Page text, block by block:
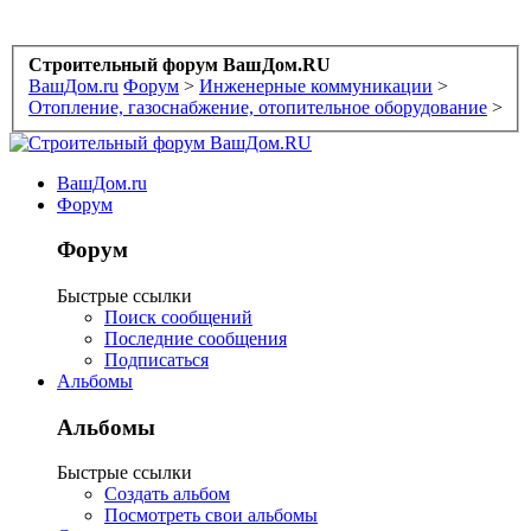
Строительный форум ВашДом.RU
ВашДом.ru Форум > Инженерные коммуникации >
Отопление, газоснабжение, отопительное оборудование >
ВашДом.ru
Форум
Форум
Быстрые ссылки
Поиск сообщений
Последние сообщения
Подписаться
Альбомы
Альбомы
Быстрые ссылки
Создать альбом
Посмотреть свои альбомы